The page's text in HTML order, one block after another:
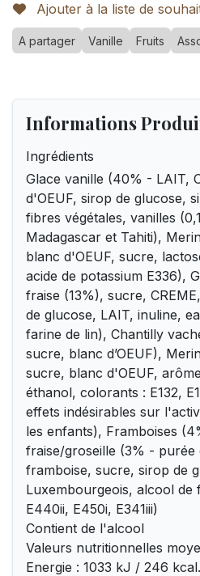
Ajouter à la liste de
A partager Vanille Fruits
Informations
Ingrédients
Glace vanille (40% - LAIT,
d'OEUF, sirop de glucose,
fibres végétales, vanilles
Madagascar et Tahiti),
blanc d'OEUF, sucre,
acide de potassium E336),
fraise (13%), sucre,
de glucose, LAIT, inuline,
farine de lin), Chantilly
sucre, blanc d’OEUF),
sucre, blanc d'OEUF,
éthanol, colorants : E132,
effets indésirables sur
les enfants), Framboises
fraise/groseille (3% - purée
framboise, sucre, sirop de
Luxembourgeois, alcool de
E440ii, E450i, E341iii)
Contient de l'alcool
Valeurs nutritionnelles
Energie : 1033 kJ / 246